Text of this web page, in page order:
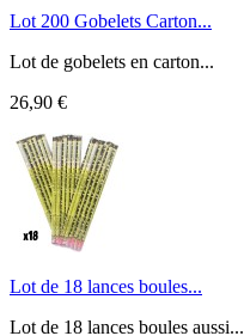
Lot 200 Gobelets Carton...
Lot de gobelets en carton...
26,90 €
Lot de 18 lances boules...
Lot de 18 lances boules aussi...